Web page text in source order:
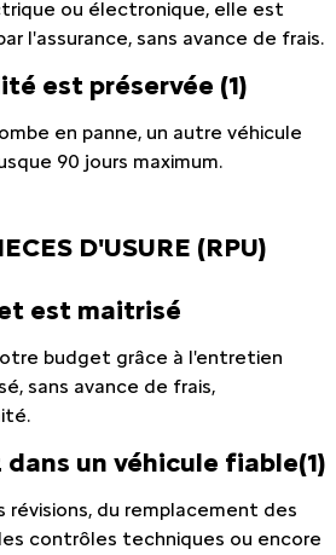
ou électronique, elle est
l'assurance, sans avance de frais.
est préservée (1)
en panne, un autre véhicule
90 jours maximum.
D'USURE (RPU)
est maitrisé
budget grâce à l'entretien
sans avance de frais,
un véhicule fiable(1)
révisions, du remplacement des
contrôles techniques ou encore